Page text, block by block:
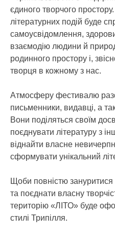
єдиного творчого
літературних подій буде
самоусвідомлення,
взаємодію людини й
родинного простору і,
творця в кожному з нас.
Атмосферу фестивалю
письменники, видавці, а
Вони поділяться своїм
поєднувати літературу з
віднайти власне
сформувати унікальний
Щоби повністю зануритися
та поєднати власну
територію «ЛІТО» буде
стилі Трипілля.